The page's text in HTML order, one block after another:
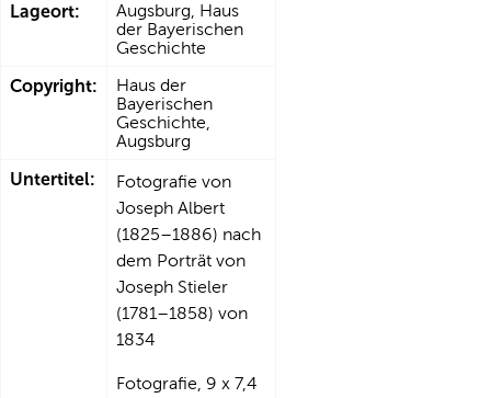
Lageort:
Augsburg, Haus
der Bayerischen
Geschichte
Copyright:
Haus der
Bayerischen
Geschichte,
Augsburg
Untertitel:
Fotografie von
Joseph Albert
(1825–1886) nach
dem Porträt von
Joseph Stieler
(1781–1858) von
1834
Fotografie, 9 x 7,4